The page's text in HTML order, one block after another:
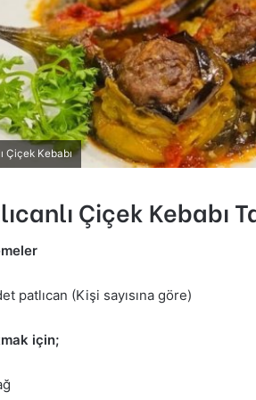
Çiçek Kebabı
Çiçek Kebabı
patlıcan (Kişi sayısına göre)
için;